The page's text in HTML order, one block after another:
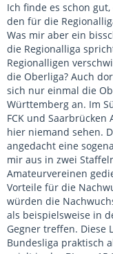
Ich finde es schon
den für die
Was mir aber ein
die Regionalliga
Regionalligen
die Oberliga? Auch
sich nur einmal die
Württemberg an. Im
FCK und
hier niemand sehen.
angedacht eine
mir aus in zwei
Amateurvereinen
Vorteile für die
würden die
als beispielsweise in
Gegner treffen. Diese
Bundesliga praktisch